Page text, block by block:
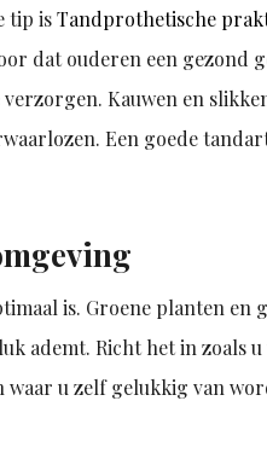
tip isTandprothetische
dat ouderen een gezond
Kauwen en
Een goede
is. Groene planten en
ademt. Richt het in zoals
waar u zelf gelukkig van